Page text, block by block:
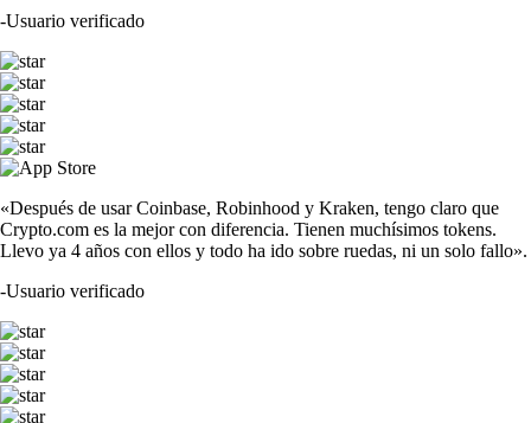
-Usuario verificado
«Después de usar Coinbase, Robinhood y Kraken, tengo claro que
Crypto.com es la mejor con diferencia. Tienen muchísimos tokens.
Llevo ya 4 años con ellos y todo ha ido sobre ruedas, ni un solo fallo».
-Usuario verificado